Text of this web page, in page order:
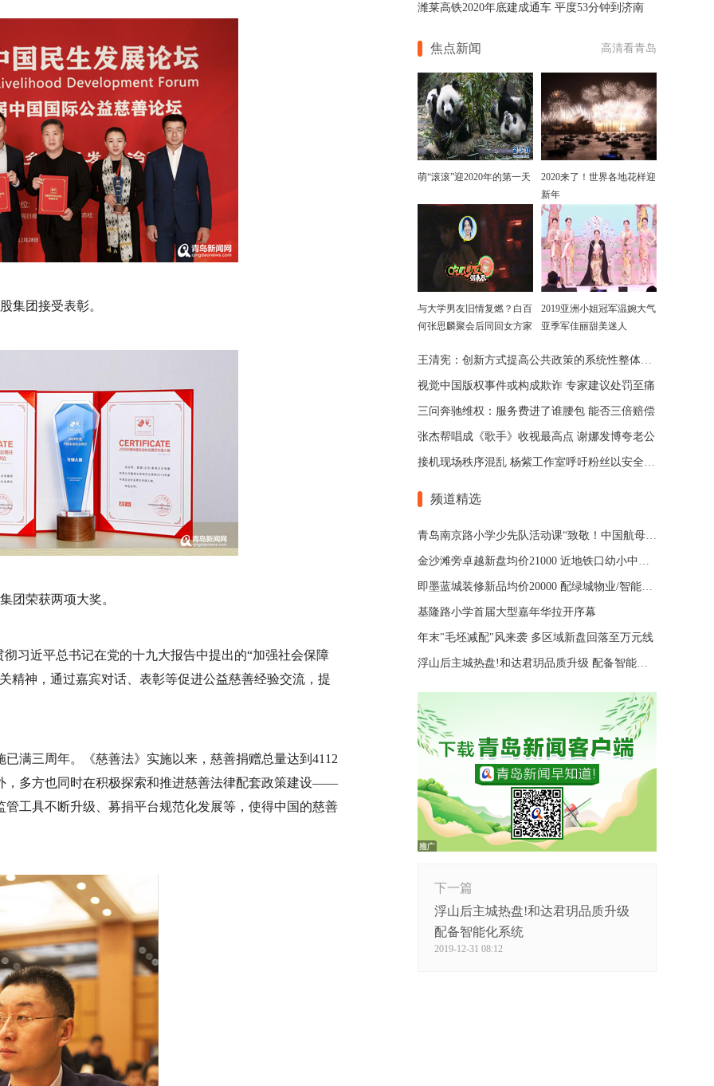
集团接受表彰。
团荣获两项大奖。
习近平总书记在党的十九大报告中提出的“加强社会保障
精神，通过嘉宾对话、表彰等促进公益慈善经验交流，提
满三周年。《慈善法》实施以来，慈善捐赠总量达到4112
，多方也同时在积极探索和推进慈善法律配套政策建设——
工具不断升级、募捐平台规范化发展等，使得中国的慈善
潍莱高铁2020年底建成通车 平度53分钟到济南
焦点新闻 高清看青岛
萌“滚滚”迎2020年的第一天
2020来了！世界各地花样迎
新年
与大学男友旧情复燃？白百
何张思麟聚会后同回女方家
2019亚洲小姐冠军温婉大气
亚季军佳丽甜美迷人
王清宪：创新方式提高公共政策的系统性整体性协同性
视觉中国版权事件或构成欺诈 专家建议处罚至痛
三问奔驰维权：服务费进了谁腰包 能否三倍赔偿
张杰帮唱成《歌手》收视最高点 谢娜发博夸老公
接机现场秩序混乱 杨紫工作室呼吁粉丝以安全为主
频道精选
青岛南京路小学少先队活动课“致敬！中国航母”开课了
金沙滩旁卓越新盘均价21000 近地铁口幼小中环伺
即墨蓝城装修新品均价20000 配绿城物业/智能家居
基隆路小学首届大型嘉年华拉开序幕
年末"毛坯减配"风来袭 多区域新盘回落至万元线
浮山后主城热盘!和达君玥品质升级 配备智能化系统
下一篇
浮山后主城热盘!和达君玥品质升级
配备智能化系统
2019-12-31 08:12